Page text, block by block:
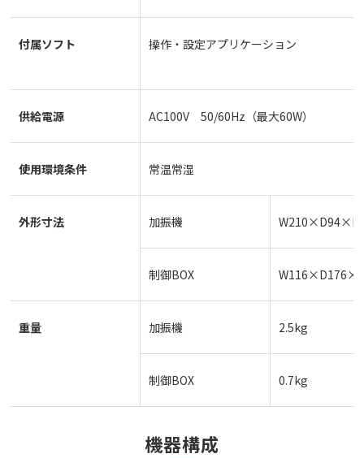
付属ソフト 操作・設定アプリケーション
供給電源 AC100V 50/60Hz（最大60W）
使用環境条件 常温常湿
外形寸法 加振機
制御BOX
重量 加振機 2.5kg
制御BOX 0.7kg
機器構成